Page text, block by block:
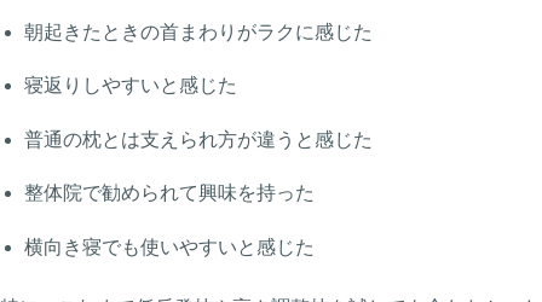
朝起きたときの首まわりがラクに感じた
寝返りしやすいと感じた
普通の枕とは支えられ方が違うと感じた
整体院で勧められて興味を持った
横向き寝でも使いやすいと感じた